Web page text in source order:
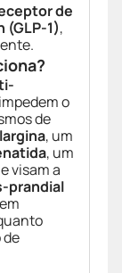
de
1),
o
de
, um
, um
visam a
prandial
de